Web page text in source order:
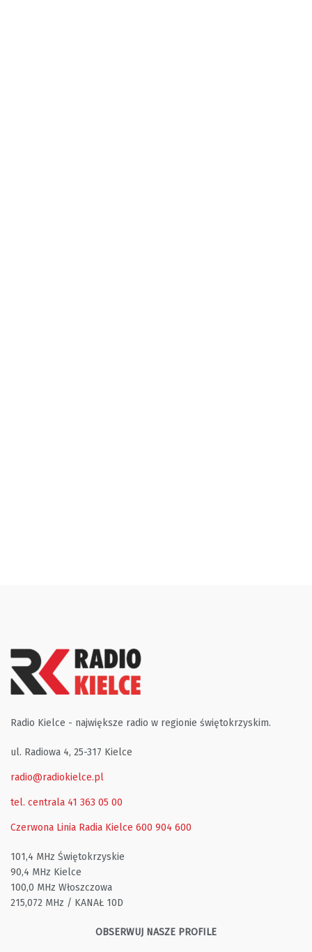
Radio Kielce - największe radio w regionie świętokrzyskim.
ul. Radiowa 4, 25-317 Kielce
radio@radiokielce.pl
tel. centrala 41 363 05 00
Czerwona Linia Radia Kielce 600 904 600
101,4 MHz Świętokrzyskie
90,4 MHz Kielce
100,0 MHz Włoszczowa
215,072 MHz / KANAŁ 10D
OBSERWUJ NASZE PROFILE